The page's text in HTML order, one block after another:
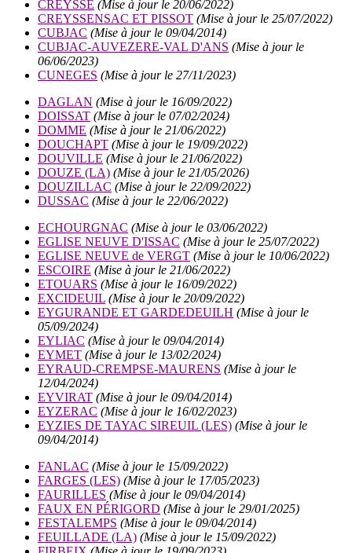
CREYSSE (Mise à jour le 20/06/2022)
CREYSSENSAC ET PISSOT (Mise à jour le 25/07/2022)
CUBJAC (Mise à jour le 09/04/2014)
CUBJAC-AUVEZERE-VAL D'ANS (Mise à jour le
06/06/2023)
CUNEGES (Mise à jour le 27/11/2023)
DAGLAN (Mise à jour le 16/09/2022)
DOISSAT (Mise à jour le 07/02/2024)
DOMME (Mise à jour le 21/06/2022)
DOUCHAPT (Mise à jour le 19/09/2022)
DOUVILLE (Mise à jour le 21/06/2022)
DOUZE (LA) (Mise à jour le 21/05/2026)
DOUZILLAC (Mise à jour le 22/09/2022)
DUSSAC (Mise à jour le 22/06/2022)
ECHOURGNAC (Mise à jour le 03/06/2022)
EGLISE NEUVE D'ISSAC (Mise à jour le 25/07/2022)
EGLISE NEUVE de VERGT (Mise à jour le 10/06/2022)
ESCOIRE (Mise à jour le 21/06/2022)
ETOUARS (Mise à jour le 16/09/2022)
EXCIDEUIL (Mise à jour le 20/09/2022)
EYGURANDE ET GARDEDEUILH (Mise à jour le
05/09/2024)
EYLIAC (Mise à jour le 09/04/2014)
EYMET (Mise à jour le 13/02/2024)
EYRAUD-CREMPSE-MAURENS (Mise à jour le
12/04/2024)
EYVIRAT (Mise à jour le 09/04/2014)
EYZERAC (Mise à jour le 16/02/2023)
EYZIES DE TAYAC SIREUIL (LES) (Mise à jour le
09/04/2014)
FANLAC (Mise à jour le 15/09/2022)
FARGES (LES) (Mise à jour le 17/05/2023)
FAURILLES (Mise à jour le 09/04/2014)
FAUX EN PÉRIGORD (Mise à jour le 29/01/2025)
FESTALEMPS (Mise à jour le 09/04/2014)
FEUILLADE (LA) (Mise à jour le 15/09/2022)